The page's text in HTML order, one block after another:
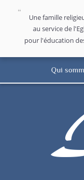
Une famille
au service de
pour l'éducation
Qui